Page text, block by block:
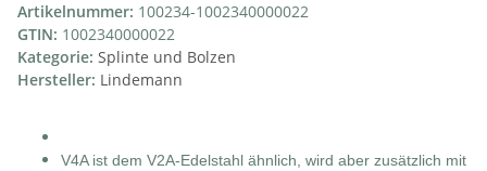
Artikelnummer: 100234-1002340000022
GTIN: 1002340000022
Kategorie: Splinte und Bolzen
Hersteller: Lindemann
V4A ist dem V2A-Edelstahl ähnlich, wird aber zusätzlich mit